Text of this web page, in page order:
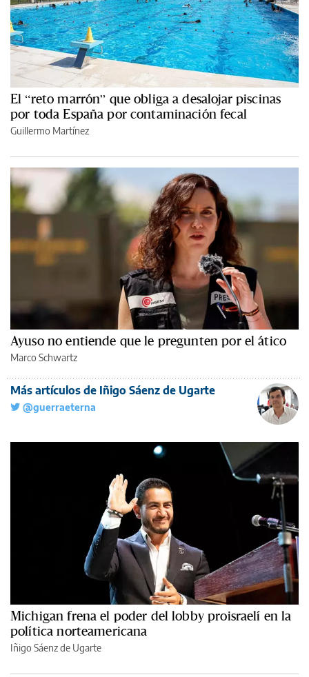
El “reto marrón” que obliga a desalojar piscinas
por toda España por contaminación fecal
Guillermo Martínez
Ayuso no entiende que le pregunten por el ático
Marco Schwartz
Más artículos de Iñigo Sáenz de Ugarte
@guerraeterna
Michigan frena el poder del lobby proisraelí en la
política norteamericana
Iñigo Sáenz de Ugarte